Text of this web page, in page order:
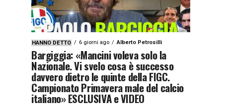
HANNO DETTO 6 giorni ago Alberto Petrosilli
Bargiggia: «Mancini voleva solo la
Nazionale. Vi svelo cosa è successo
davvero dietro le quinte della FIGC.
Campionato Primavera male del calcio
italiano» ESCLUSIVA e VIDEO